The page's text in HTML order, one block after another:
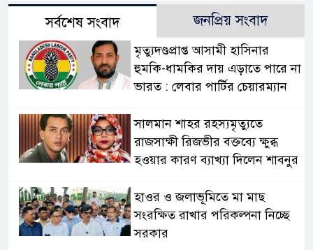
সর্বশেষ সংবাদ জনপ্রিয় সংবাদ
মৃত্যুদণ্ডপ্রাপ্ত আসামী হাসিনার
হুমকি-ধামকির দায় এড়াতে পারে না
ভারত : লেবার পার্টির চেয়ারম্যান
সালমান শাহর রহস্যমৃত্যুতে
রাজসাক্ষী রিজভীর বক্তব্যে ক্ষুব্ধ
হওয়ার কারণ ব্যাখ্যা দিলেন শাবনুর
হাওর ও জলাভূমিতে মা মাছ
সংরক্ষিত রাখার পরিকল্পনা নিচ্ছে
সরকার